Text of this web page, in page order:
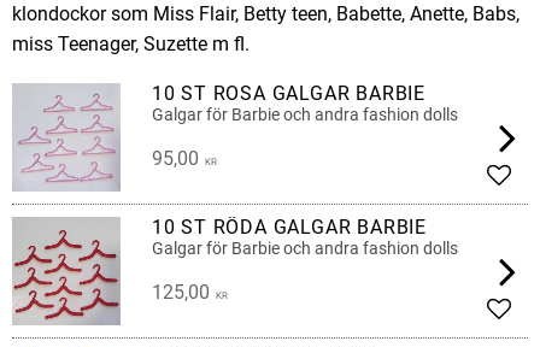
klondockor som Miss Flair, Betty teen, Babette, Anette, Babs,
miss Teenager, Suzette m fl.
10 ST ROSA GALGAR BARBIE
Galgar för Barbie och andra fashion dolls
95,00 KR
10 ST RÖDA GALGAR BARBIE
Galgar för Barbie och andra fashion dolls
125,00 KR